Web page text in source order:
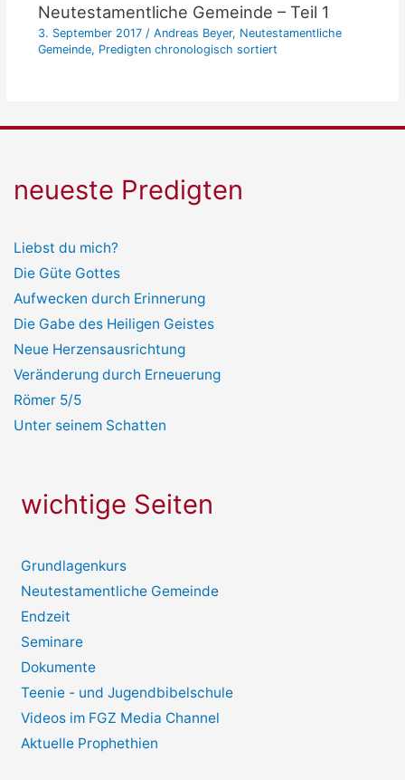
Neutestamentliche Gemeinde – Teil 1
3. September 2017 / Andreas Beyer, Neutestamentliche
Gemeinde, Predigten chronologisch sortiert
neueste Predigten
Liebst du mich?
Die Güte Gottes
Aufwecken durch Erinnerung
Die Gabe des Heiligen Geistes
Neue Herzensausrichtung
Veränderung durch Erneuerung
Römer 5/5
Unter seinem Schatten
wichtige Seiten
Grundlagenkurs
Neutestamentliche Gemeinde
Endzeit
Seminare
Dokumente
Teenie - und Jugendbibelschule
Videos im FGZ Media Channel
Aktuelle Prophethien